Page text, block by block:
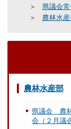
県議会
農林水
農林水産部
県議会 農
会（２月議